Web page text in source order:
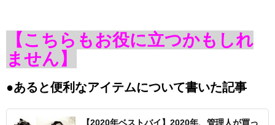
【こちらもお役に立つかもしれ
ません】
●あると便利なアイテムについて書いた記事
【2020年ベストバイ】2020年、管理人が買っ